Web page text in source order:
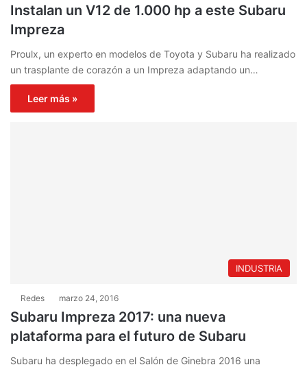
Instalan un V12 de 1.000 hp a este Subaru
Impreza
Proulx, un experto en modelos de Toyota y Subaru ha realizado
un trasplante de corazón a un Impreza adaptando un…
Leer más »
INDUSTRIA
Redes marzo 24, 2016
Subaru Impreza 2017: una nueva
plataforma para el futuro de Subaru
Subaru ha desplegado en el Salón de Ginebra 2016 una